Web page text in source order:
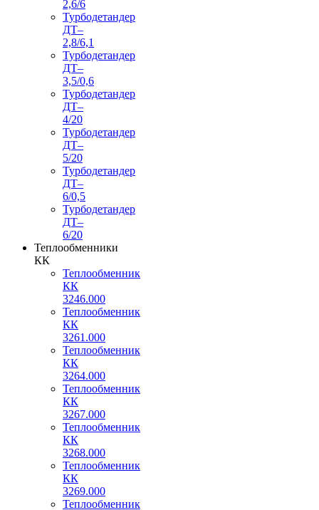
2,6/6
Турбодетандер
ДТ–
2,8/6,1
Турбодетандер
ДТ–
3,5/0,6
Турбодетандер
ДТ–
4/20
Турбодетандер
ДТ–
5/20
Турбодетандер
ДТ–
6/0,5
Турбодетандер
ДТ–
6/20
Теплообменники
КК
Теплообменник
КК
3246.000
Теплообменник
КК
3261.000
Теплообменник
КК
3264.000
Теплообменник
КК
3267.000
Теплообменник
КК
3268.000
Теплообменник
КК
3269.000
Теплообменник